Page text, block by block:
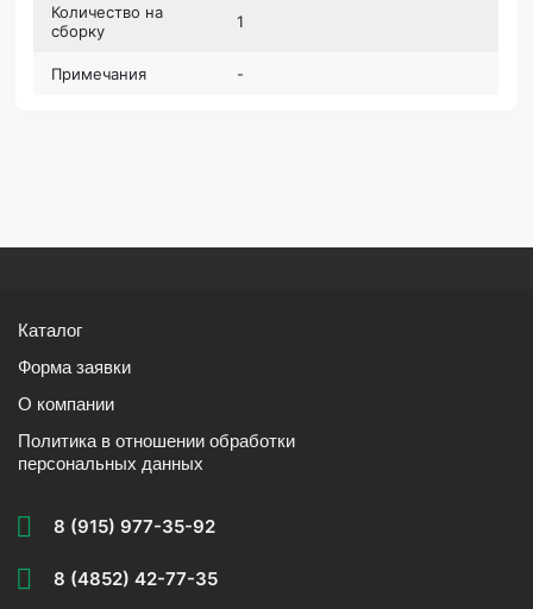
Количество на
сборку
1
Примечания -
Каталог
Форма заявки
О компании
Политика в отношении обработки
персональных данных
8 (915) 977-35-92
8 (4852) 42-77-35